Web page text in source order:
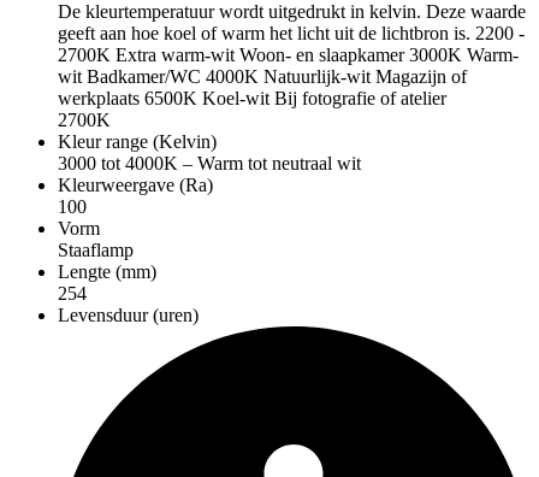
De kleurtemperatuur wordt uitgedrukt in kelvin. Deze waarde
geeft aan hoe koel of warm het licht uit de lichtbron is. 2200 -
2700K Extra warm-wit Woon- en slaapkamer 3000K Warm-
wit Badkamer/WC 4000K Natuurlijk-wit Magazijn of
werkplaats 6500K Koel-wit Bij fotografie of atelier
2700K
Kleur range (Kelvin)
3000 tot 4000K – Warm tot neutraal wit
Kleurweergave (Ra)
100
Vorm
Staaflamp
Lengte (mm)
254
Levensduur (uren)